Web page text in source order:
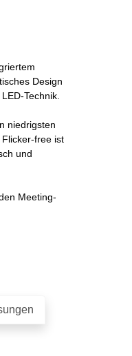
Design
Technik.
niedrigsten
free ist
und
Meeting-